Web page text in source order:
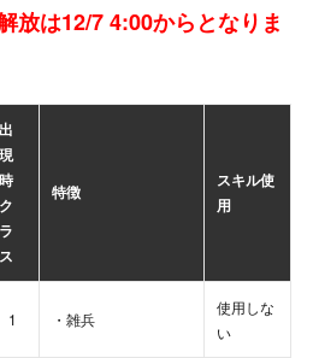
放は12/7 4:00からとなりま
出
現
時
ク
ラ
ス
特徴
スキル使
用
1 ・雑兵
使用しな
い